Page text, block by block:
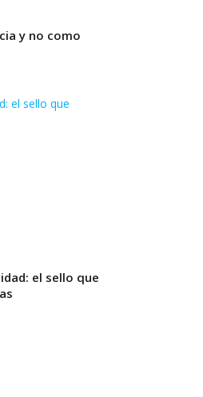
y no como
el sello que